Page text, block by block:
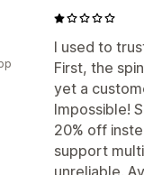
I used to
First, the
yet a
Impossible!
20% off
support
unreliable.